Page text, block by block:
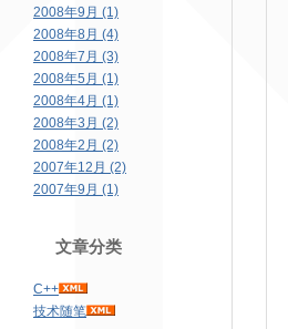
2008年9月 (1)
2008年8月 (4)
2008年7月 (3)
2008年5月 (1)
2008年4月 (1)
2008年3月 (2)
2008年2月 (2)
2007年12月 (2)
2007年9月 (1)
文章分类
C++
技术随笔